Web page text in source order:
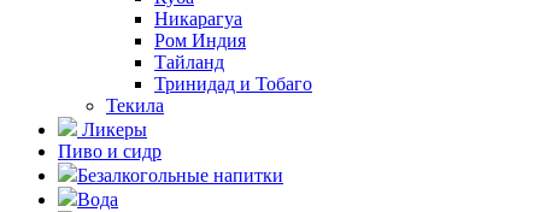
Никарагуа
Ром Индия
Тайланд
Тринидад и Тобаго
Текила
Ликеры
Пиво и сидр
Безалкогольные напитки
Вода